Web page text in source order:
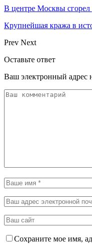
В центре Москвы сгорел
Крупнейшая кража в
Prev Next
Оставьте ответ
Ваш электронный адрес
Сохраните мое имя,